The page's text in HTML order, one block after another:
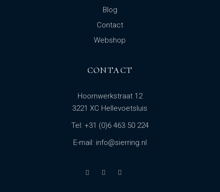
Blog
Contact
Webshop
CONTACT
Hoornwerkstraat 12
3221 XC Hellevoetsluis
Tel: +31 (0)6 463 50 224
E-mail: info@sierring.nl